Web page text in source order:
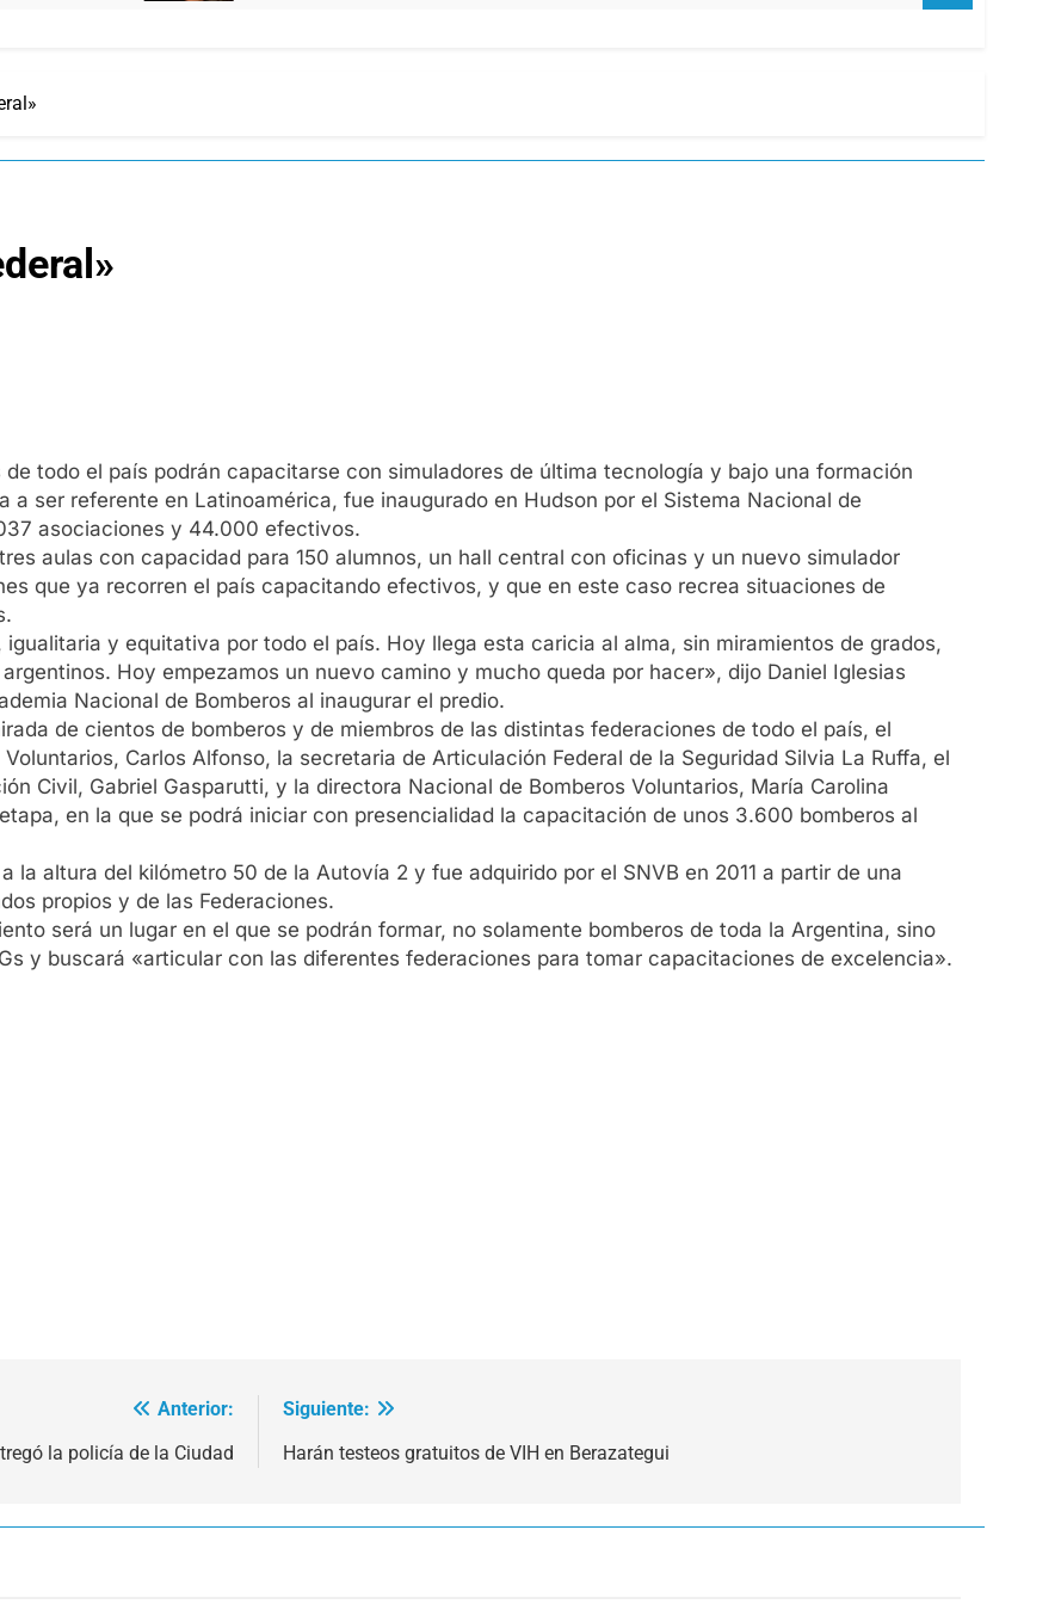
todo el país podrán capacitarse con simuladores de última tecnología y bajo una formación
ser referente en Latinoamérica, fue inaugurado en Hudson por el Sistema Nacional de
asociaciones y 44.000 efectivos.
aulas con capacidad para 150 alumnos, un hall central con oficinas y un nuevo simulador
que ya recorren el país capacitando efectivos, y que en este caso recrea situaciones de
y equitativa por todo el país. Hoy llega esta caricia al alma, sin miramientos de grados,
Hoy empezamos un nuevo camino y mucho queda por hacer», dijo Daniel Iglesias
Nacional de Bomberos al inaugurar el predio.
de cientos de bomberos y de miembros de las distintas federaciones de todo el país, el
Carlos Alfonso, la secretaria de Articulación Federal de la Seguridad Silvia La Ruffa, el
Civil, Gabriel Gasparutti, y la directora Nacional de Bomberos Voluntarios, María Carolina
en la que se podrá iniciar con presencialidad la capacitación de unos 3.600 bomberos al
la altura del kilómetro 50 de la Autovía 2 y fue adquirido por el SNVB en 2011 a partir de una
propios y de las Federaciones.
será un lugar en el que se podrán formar, no solamente bomberos de toda la Argentina, sino
y buscará «articular con las diferentes federaciones para tomar capacitaciones de excelencia».
Anterior:
la policía de la Ciudad
Siguiente:
Harán testeos gratuitos de VIH en Berazategui